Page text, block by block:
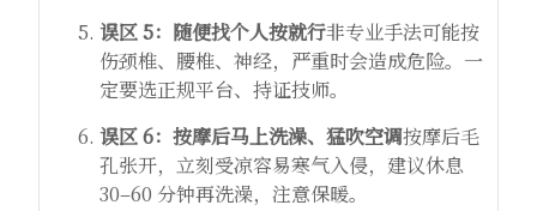
误区 5：随便找个人按就行非专业手法可能按
伤颈椎、腰椎、神经，严重时会造成危险。一
定要选正规平台、持证技师。
误区 6：按摩后马上洗澡、猛吹空调按摩后毛
孔张开，立刻受凉容易寒气入侵，建议休息
30–60 分钟再洗澡，注意保暖。